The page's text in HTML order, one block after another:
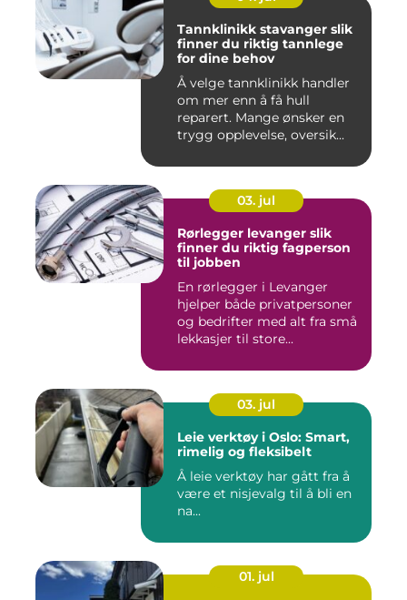
Tannklinikk stavanger slik
finner du riktig tannlege
for dine behov
Å velge tannklinikk handler
om mer enn å få hull
reparert. Mange ønsker en
trygg opplevelse, oversik...
03. jul
Rørlegger levanger slik
finner du riktig fagperson
til jobben
En rørlegger i Levanger
hjelper både privatpersoner
og bedrifter med alt fra små
lekkasjer til store...
03. jul
Leie verktøy i Oslo: Smart,
rimelig og fleksibelt
Å leie verktøy har gått fra å
være et nisjevalg til å bli en
na...
01. jul